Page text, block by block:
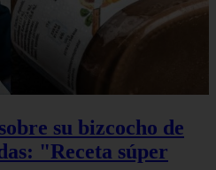
su bizcocho de
"Receta súper